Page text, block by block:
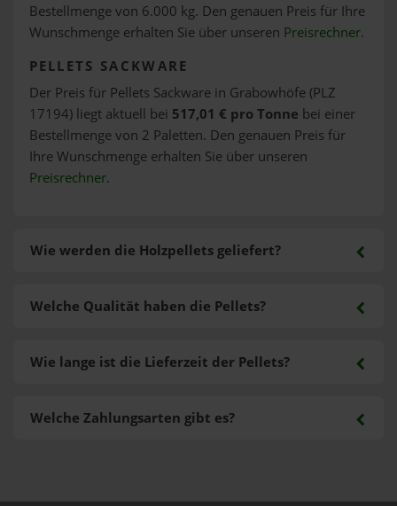
Bestellmenge von 6.000 kg. Den genauen Preis für Ihre
Wunschmenge erhalten Sie über unseren Preisrechner.
PELLETS SACKWARE
Der Preis für Pellets Sackware in Grabowhöfe (PLZ
17194) liegt aktuell bei 517,01 € pro Tonne bei einer
Bestellmenge von 2 Paletten. Den genauen Preis für
Ihre Wunschmenge erhalten Sie über unseren
Preisrechner.
Wie werden die Holzpellets geliefert?
Welche Zahlungsarten gibt es?
Welche Qualität haben die Pellets?
Wie lange ist die Lieferzeit der Pellets?